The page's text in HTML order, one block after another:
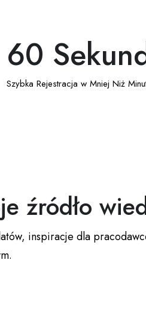
Szybka Rejestracja w Mniej Niż
60
źródło
inspiracje dla